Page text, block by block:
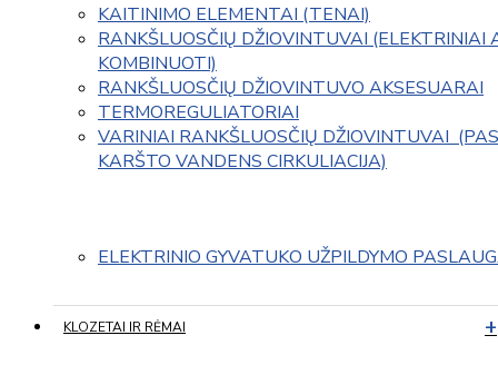
KAITINIMO ELEMENTAI (TENAI)
RANKŠLUOSČIŲ DŽIOVINTUVAI (ELEKTRINIAI
KOMBINUOTI)
RANKŠLUOSČIŲ DŽIOVINTUVO AKSESUARAI
TERMOREGULIATORIAI
VARINIAI RANKŠLUOSČIŲ DŽIOVINTUVAI
KARŠTO VANDENS CIRKULIACIJA)
ELEKTRINIO GYVATUKO UŽPILDYMO
KLOZETAI IR RĖMAI